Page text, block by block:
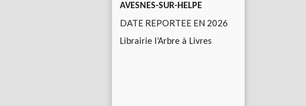
AVESNES-SUR-HELPE
DATE REPORTEE EN 2026
Librairie l’Arbre à Livres